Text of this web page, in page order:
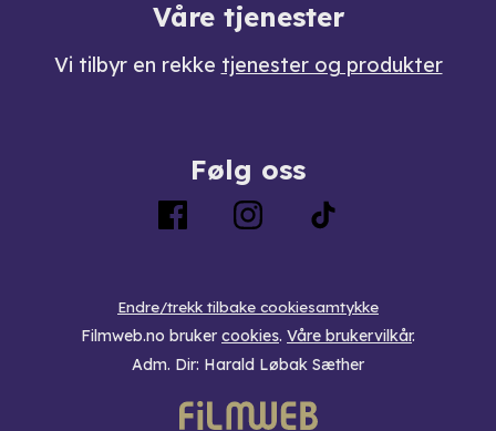
Våre tjenester
Vi tilbyr en rekke tjenester og produkter
Følg oss
Endre/trekk tilbake cookiesamtykke
Filmweb.no bruker cookies. Våre brukervilkår.
Adm. Dir: Harald Løbak Sæther